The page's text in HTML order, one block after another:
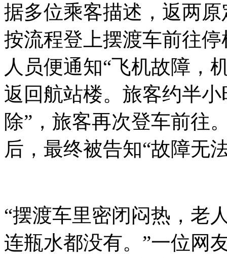
据多位乘客描述，返两
按流程登上摆渡车前往
人员便通知“飞机故障，
返回航站楼。旅客约半
除”，旅客再次登车前往
后，最终被告知“故障无
“摆渡车里密闭闷热，老
连瓶水都没有。”一位网